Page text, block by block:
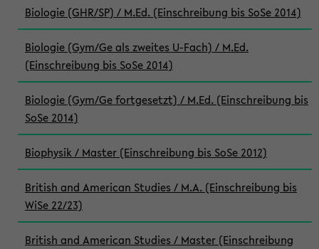
Biologie (GHR/SP) / M.Ed. (Einschreibung bis SoSe 2014)
Biologie (Gym/Ge als zweites U-Fach) / M.Ed.
(Einschreibung bis SoSe 2014)
Biologie (Gym/Ge fortgesetzt) / M.Ed. (Einschreibung bis
SoSe 2014)
Biophysik / Master (Einschreibung bis SoSe 2012)
British and American Studies / M.A. (Einschreibung bis
WiSe 22/23)
British and American Studies / Master (Einschreibung